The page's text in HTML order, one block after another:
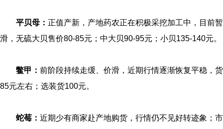
平贝母： 正值产新，产地药农正在积极采挖加工中，目前
滑，无硫大贝售价80-85元；中大贝90-95元；小贝135-140元。
鳖甲： 前阶段持续走缓、价滑，近期行情逐渐恢复平稳，
85元左右；选装货100元。
蛇莓： 近期少有商家赴产地购货，行情仍不见好转迹象；